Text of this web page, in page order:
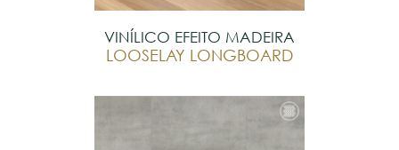
VINÍLICO EFEITO MADEIRA
LOOSELAY LONGBOARD